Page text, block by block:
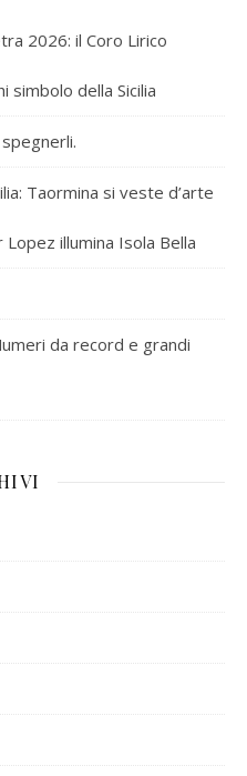
2026: il Coro Lirico
simbolo della Sicilia
Taormina si veste d’arte
illumina Isola Bella
da record e grandi